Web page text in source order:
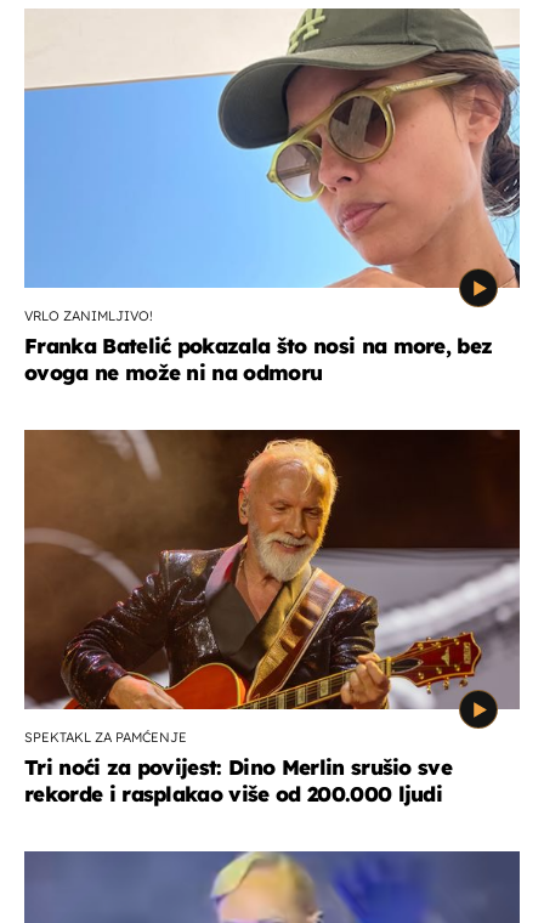
VRLO ZANIMLJIVO!
Franka Batelić pokazala što nosi na more, bez
ovoga ne može ni na odmoru
SPEKTAKL ZA PAMĆENJE
Tri noći za povijest: Dino Merlin srušio sve
rekorde i rasplakao više od 200.000 ljudi